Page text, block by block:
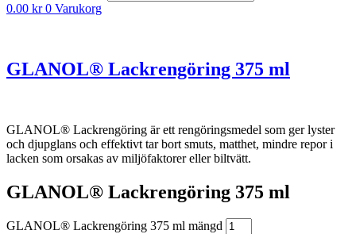
0.00 kr 0 Varukorg
GLANOL® Lackrengöring 375 ml
GLANOL® Lackrengöring är ett rengöringsmedel som ger lyster
och djupglans och effektivt tar bort smuts, matthet, mindre repor i
lacken som orsakas av miljöfaktorer eller biltvätt.
GLANOL® Lackrengöring 375 ml
GLANOL® Lackrengöring 375 ml mängd